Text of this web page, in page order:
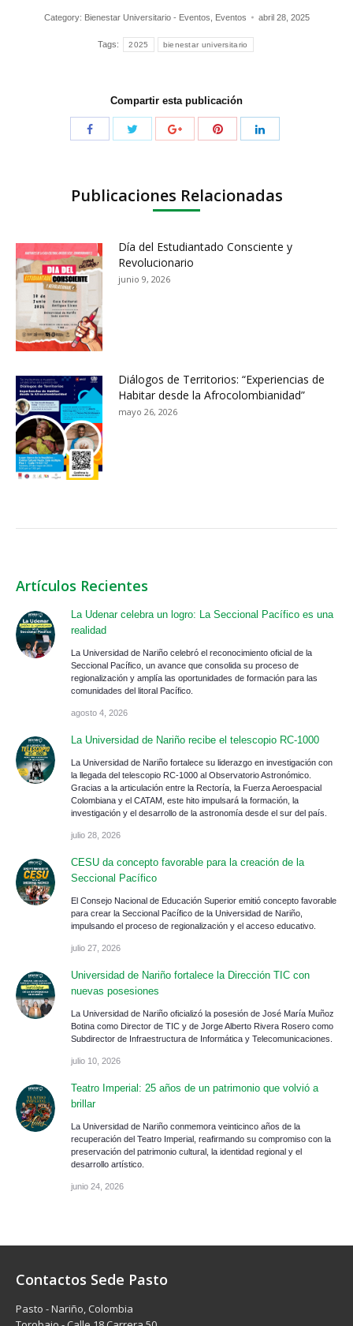
Category: Bienestar Universitario - Eventos Eventos abril 28, 2025
Tags: 2025 bienestar universitario
Compartir esta publicación
Publicaciones Relacionadas
Día del Estudiantado Consciente y
Revolucionario
junio 9, 2026
Diálogos de Territorios: “Experiencias de
Habitar desde la Afrocolombianidad”
mayo 26, 2026
Artículos Recientes
La Udenar celebra un logro: La Seccional Pacífico es una
realidad
La Universidad de Nariño celebró el reconocimiento oficial de la
Seccional Pacífico, un avance que consolida su proceso de
regionalización y amplía las oportunidades de formación para las
comunidades del litoral Pacífico.
agosto 4, 2026
La Universidad de Nariño recibe el telescopio RC-1000
La Universidad de Nariño fortalece su liderazgo en investigación con
la llegada del telescopio RC-1000 al Observatorio Astronómico.
Gracias a la articulación entre la Rectoría, la Fuerza Aeroespacial
Colombiana y el CATAM, este hito impulsará la formación, la
investigación y el desarrollo de la astronomía desde el sur del país.
julio 28, 2026
CESU da concepto favorable para la creación de la
Seccional Pacífico
El Consejo Nacional de Educación Superior emitió concepto favorable
para crear la Seccional Pacífico de la Universidad de Nariño,
impulsando el proceso de regionalización y el acceso educativo.
julio 27, 2026
Universidad de Nariño fortalece la Dirección TIC con
nuevas posesiones
La Universidad de Nariño oficializó la posesión de José María Muñoz
Botina como Director de TIC y de Jorge Alberto Rivera Rosero como
Subdirector de Infraestructura de Informática y Telecomunicaciones.
julio 10, 2026
Teatro Imperial: 25 años de un patrimonio que volvió a
brillar
La Universidad de Nariño conmemora veinticinco años de la
recuperación del Teatro Imperial, reafirmando su compromiso con la
preservación del patrimonio cultural, la identidad regional y el
desarrollo artístico.
junio 24, 2026
Contactos Sede Pasto
Pasto - Nariño, Colombia